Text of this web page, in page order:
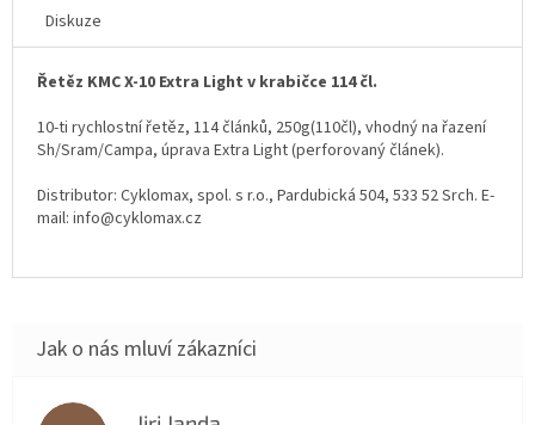
Diskuze
Řetěz KMC X-10 Extra Light v krabičce 114 čl.
10-ti rychlostní řetěz, 114 článků, 250g(110čl), vhodný na řazení
Sh/Sram/Campa, úprava Extra Light (perforovaný článek).
Distributor: Cyklomax, spol. s r.o., Pardubická 504, 533 52 Srch. E-
mail: info@cyklomax.cz